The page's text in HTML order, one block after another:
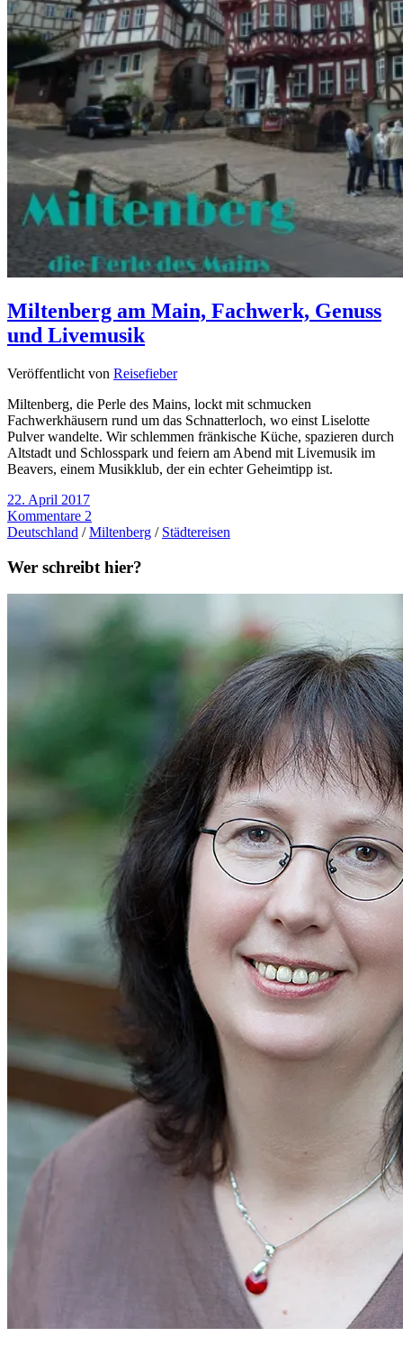
Miltenberg am Main, Fachwerk, Genuss
und Livemusik
Veröffentlicht von Reisefieber
Miltenberg, die Perle des Mains, lockt mit schmucken
Fachwerkhäusern rund um das Schnatterloch, wo einst Liselotte
Pulver wandelte. Wir schlemmen fränkische Küche, spazieren durch
Altstadt und Schlosspark und feiern am Abend mit Livemusik im
Beavers, einem Musikklub, der ein echter Geheimtipp ist.
22. April 2017
Kommentare 2
Deutschland /Miltenberg / Städtereisen
Wer schreibt hier?